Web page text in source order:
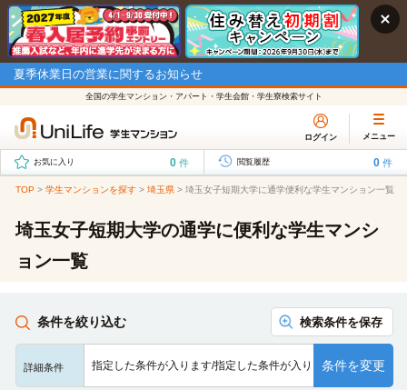
夏季休業日の営業に関するお知らせ
全国の学生マンション・アパート・学生会館・学生寮検索サイト
ログイン メニュー
お気に入り 0 件 閲覧履歴 0 件
TOP > 学生マンションを探す > 埼玉県 > 埼玉女子短期大学に通学便利な学生マンション一覧
埼玉女子短期大学の通学に便利な学生マンシ
ョン一覧
条件を絞り込む 検索条件を保存
詳細条件 指定した条件が入ります/指定した条件が入ります/指定した条…
条件を変更